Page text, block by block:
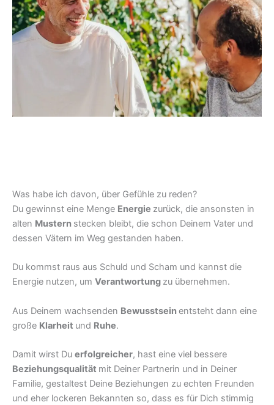
Was habe ich davon, über Gefühle zu reden?
Du gewinnst eine Menge Energie zurück, die ansonsten in
alten Mustern stecken bleibt, die schon Deinem Vater und
dessen Vätern im Weg gestanden haben.
Du kommst raus aus Schuld und Scham und kannst die
Energie nutzen, um Verantwortung zu übernehmen.
Aus Deinem wachsenden Bewusstseinentsteht dann eine
große Klarheit und Ruhe.
Damit wirst Du erfolgreicher, hast eine viel bessere
Beziehungsqualität mit Deiner Partnerin und in Deiner
Familie, gestaltest Deine Beziehungen zu echten Freunden
und eher lockeren Bekannten so, dass es für Dich stimmig